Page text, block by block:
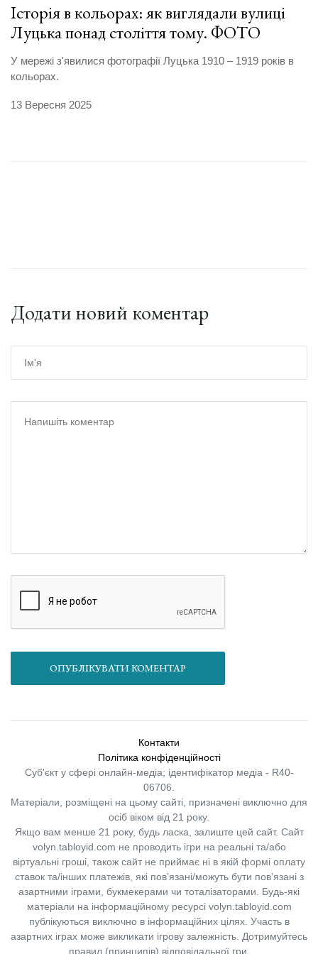
Історія в кольорах: як виглядали вулиці
Луцька понад століття тому. ФОТО
У мережі з'явилися фотографії Луцька 1910 – 1919 років в
кольорах.
13 Вересня 2025
Додати новий коментар
ОПУБЛІКУВАТИ КОМЕНТАР
Контакти
Політика конфіденційності
Суб'єкт у сфері онлайн-медіа; ідентифікатор медіа - R40-
06706.
Матеріали, розміщені на цьому сайті, призначені виключно для
осіб віком від 21 року.
Якщо вам менше 21 року, будь ласка, залиште цей сайт. Сайт
volyn.tabloyid.com не проводить ігри на реальні та/або
віртуальні гроші, також сайт не приймає ні в якій формі оплату
ставок та/інших платежів, які пов’язані/можуть бути пов’язані з
азартними іграми, букмекерами чи тоталізаторами. Будь-які
матеріали на інформаційному ресурсі volyn.tabloyid.com
публікуються виключно в інформаційних цілях. Участь в
азартних іграх може викликати ігрову залежність. Дотримуйтесь
правил (принципів) відповідальної гри.